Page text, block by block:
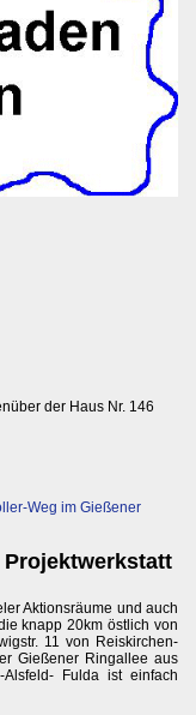
der Haus Nr. 146
Weg im Gießener
Aktionsräume und auch
knapp 20km östlich von
11 von Reiskirchen-
Gießener Ringallee aus
Fulda ist einfach